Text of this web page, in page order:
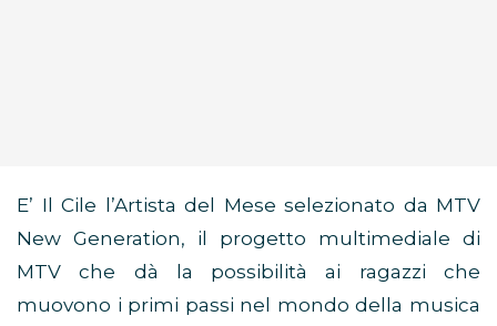
E’ Il Cile l’Artista del Mese selezionato da MTV
New Generation, il progetto multimediale di
MTV che dà la possibilità ai ragazzi che
muovono i primi passi nel mondo della musica